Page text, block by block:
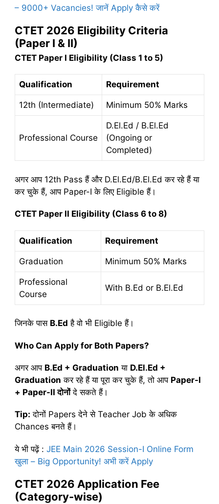
– 9000+ Vacancies! जानें Apply कैसे करें
CTET 2026 Eligibility Criteria
(Paper I & II)
CTET Paper I Eligibility (Class 1 to 5)
Qualification Requirement
12th (Intermediate) Minimum 50% Marks
Professional Course
D.El.Ed / B.El.Ed
(Ongoing or
Completed)
अगर आप 12th Pass हैं और D.El.Ed/B.El.Ed कर रहे हैं या
कर चुके हैं, आप Paper-I के लिए Eligible हैं।
CTET Paper II Eligibility (Class 6 to 8)
Qualification Requirement
Graduation Minimum 50% Marks
Professional
Course
With B.Ed or B.El.Ed
जिनके पास B.Ed है वो भी Eligible हैं।
Who Can Apply for Both Papers?
अगर आप B.Ed + Graduation या D.El.Ed +
Graduation कर रहे हैं या पूरा कर चुके हैं, तो आप Paper-I
+ Paper-IIदोनोंदे सकते हैं।
Tip: दोनों Papers देने से Teacher Job के अधिक
Chances बनते हैं।
ये भी पढ़ें : JEE Main 2026 Session-I Online Form
खुला – Big Opportunity! अभी करें Apply
CTET 2026 Application Fee
(Category-wise)